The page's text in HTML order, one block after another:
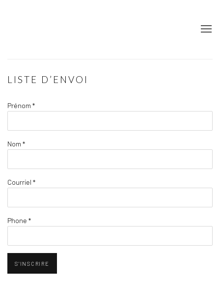
LISTE D’ENVOI
Prénom *
Nom *
Courriel *
Phone *
S'INSCRIRE